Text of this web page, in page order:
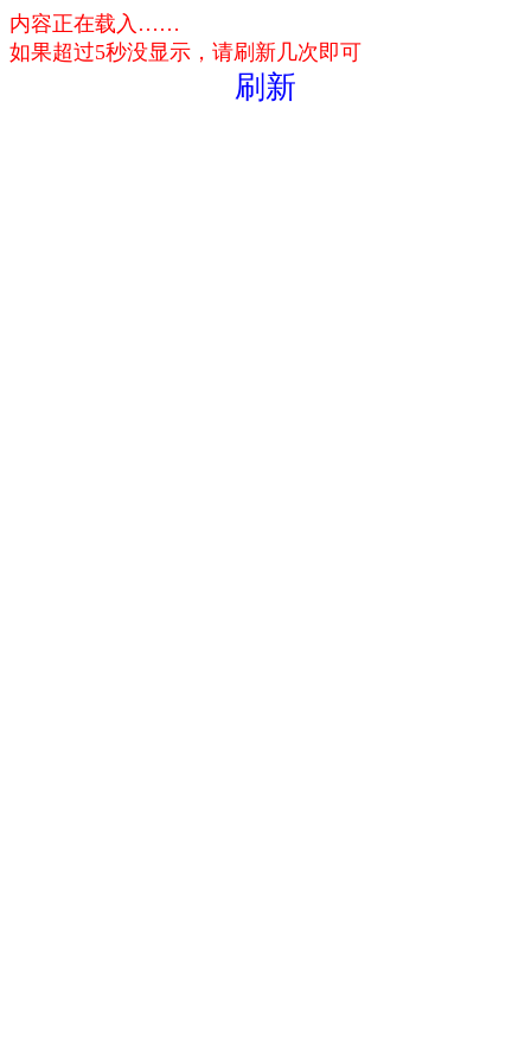
内容正在载入……
如果超过5秒没显示，请刷新几次即可
刷新